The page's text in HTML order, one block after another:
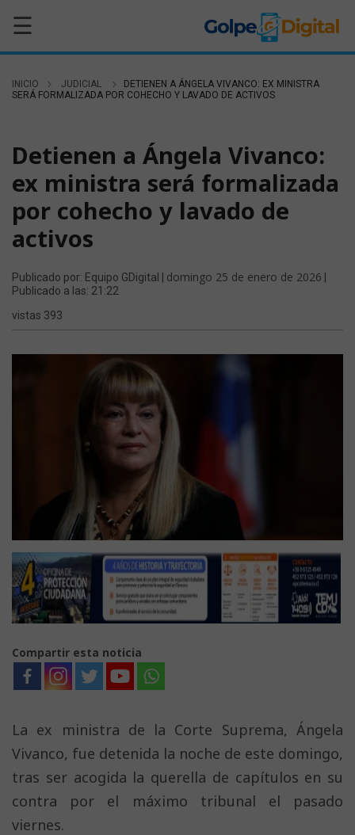
☰
INICIO JUDICIAL
DETIENEN A ÁNGELA VIVANCO: EX MINISTRA
SERÁ FORMALIZADA POR COHECHO Y LAVADO DE ACTIVOS
Detienen a Ángela Vivanco:
ex ministra será formalizada
por cohecho y lavado de
activos
Publicado por: Equipo GDigital | domingo 25 de enero de 2026
Publicado a las: 21:22
vistas 393
Compartir esta noticia
La ex ministra de la Corte Suprema, Ángela
Vivanco, fue detenida la noche de este domingo,
tras ser acogida la querella de capítulos en su
contra por el máximo tribunal el pasado
viernes.